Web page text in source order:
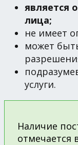
является
лица;
не имеет
может
услуги.
Наличие
отмечается